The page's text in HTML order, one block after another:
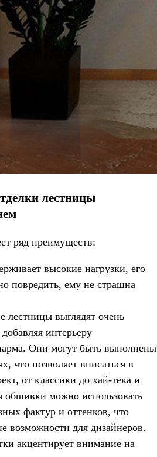
лестницы
ряд преимуществ:
высокие нагрузки, его
повредить, ему не страшна
лестницы выглядят очень
интерьеру
Они могут быть выполнены
что позволяет вписаться в
от классики до хай-тека и
можно использовать
фактур и оттенков, что
возможности для дизайнеров.
акцентирует внимание на